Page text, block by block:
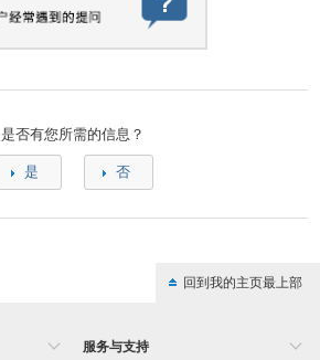
是否有您所需的信息？
是 否
回到我的主页最上部
服务与支持